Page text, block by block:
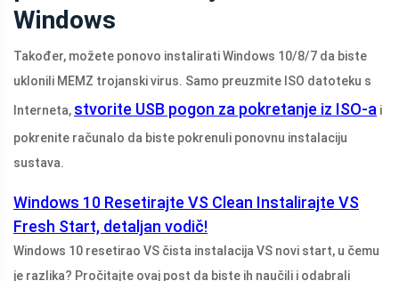
Windows
Također, možete ponovo instalirati Windows 10/8/7 da biste
uklonili MEMZ trojanski virus. Samo preuzmite ISO datoteku s
Interneta, stvorite USB pogon za pokretanje iz ISO-a i
pokrenite računalo da biste pokrenuli ponovnu instalaciju
sustava.
Windows 10 Resetirajte VS Clean Instalirajte VS
Fresh Start, detaljan vodič!
Windows 10 resetirao VS čista instalacija VS novi start, u čemu
je razlika? Pročitajte ovaj post da biste ih naučili i odabrali